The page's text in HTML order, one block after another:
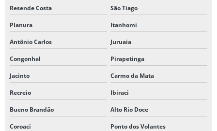
Resende Costa São Tiago
Planura Itanhomi
Antônio Carlos Juruaia
Congonhal Pirapetinga
Jacinto Carmo da Mata
Recreio Ibiraci
Bueno Brandão Alto Rio Doce
Coroaci Ponto dos Volantes